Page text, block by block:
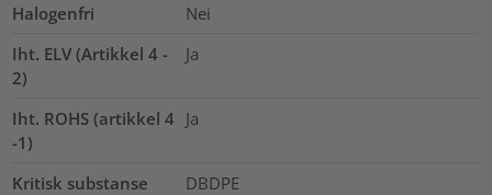
Halogenfri
Nei
Iht. ELV (Artikkel 4 -
2)
Ja
Iht. ROHS (artikkel 4
-1)
Ja
Kritisk substanse
DBDPE